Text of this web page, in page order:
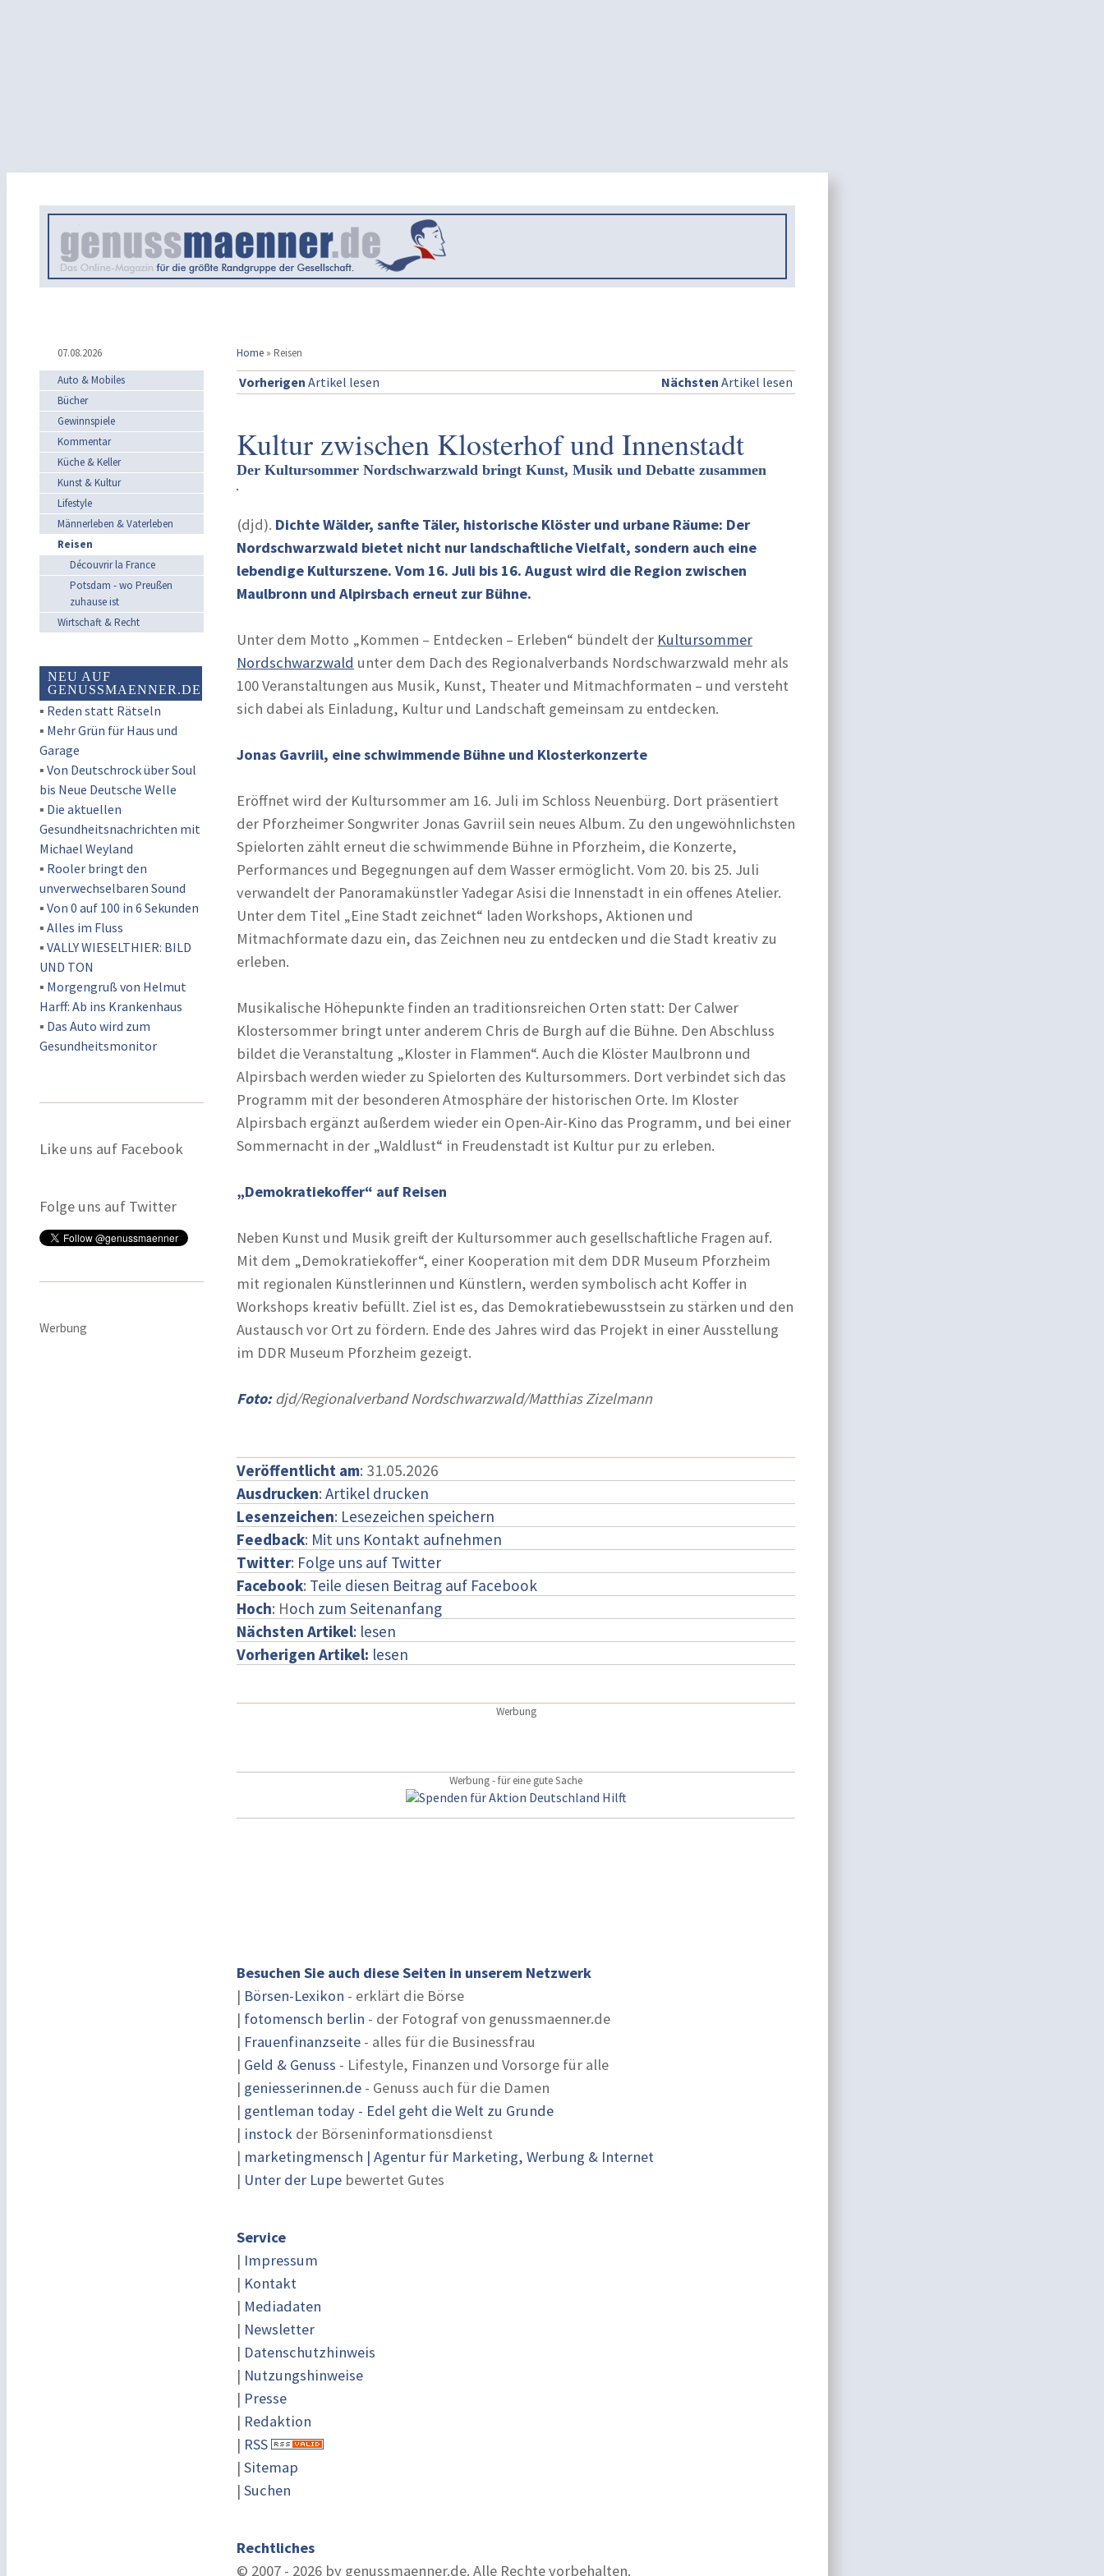
07.08.2026 Home » Reisen
Auto & Mobiles
Bücher
Gewinnspiele
Kommentar
Küche & Keller
Kunst & Kultur
Lifestyle
Männerleben & Vaterleben
Reisen
Découvrir la France
Potsdam - wo Preußen
zuhause ist
Wirtschaft & Recht
NEU AUF
GENUSSMAENNER.DE
▪ Reden statt Rätseln
▪ Mehr Grün für Haus und
Garage
▪ Von Deutschrock über Soul
bis Neue Deutsche Welle
▪ Die aktuellen
Gesundheitsnachrichten mit
Michael Weyland
▪ Rooler bringt den
unverwechselbaren Sound
▪ Von 0 auf 100 in 6 Sekunden
▪ Alles im Fluss
▪ VALLY WIESELTHIER: BILD
UND TON
▪ Morgengruß von Helmut
Harff: Ab ins Krankenhaus
▪ Das Auto wird zum
Gesundheitsmonitor
Like uns auf Facebook
Folge uns auf Twitter
Werbung
Vorherigen Artikel lesen Nächsten Artikel lesen
Kultur zwischen Klosterhof und Innenstadt
Der Kultursommer Nordschwarzwald bringt Kunst, Musik und Debatte zusammen
(djd). Dichte Wälder, sanfte Täler, historische Klöster und urbane Räume: Der
Nordschwarzwald bietet nicht nur landschaftliche Vielfalt, sondern auch eine
lebendige Kulturszene. Vom 16. Juli bis 16. August wird die Region zwischen
Maulbronn und Alpirsbach erneut zur Bühne.
Unter dem Motto „Kommen – Entdecken – Erleben“ bündelt der Kultursommer
Nordschwarzwald unter dem Dach des Regionalverbands Nordschwarzwald mehr als
100 Veranstaltungen aus Musik, Kunst, Theater und Mitmachformaten – und versteht
sich dabei als Einladung, Kultur und Landschaft gemeinsam zu entdecken.
Jonas Gavriil, eine schwimmende Bühne und Klosterkonzerte
Eröffnet wird der Kultursommer am 16. Juli im Schloss Neuenbürg. Dort präsentiert
der Pforzheimer Songwriter Jonas Gavriil sein neues Album. Zu den ungewöhnlichsten
Spielorten zählt erneut die schwimmende Bühne in Pforzheim, die Konzerte,
Performances und Begegnungen auf dem Wasser ermöglicht. Vom 20. bis 25. Juli
verwandelt der Panoramakünstler Yadegar Asisi die Innenstadt in ein offenes Atelier.
Unter dem Titel „Eine Stadt zeichnet“ laden Workshops, Aktionen und
Mitmachformate dazu ein, das Zeichnen neu zu entdecken und die Stadt kreativ zu
erleben.
Musikalische Höhepunkte finden an traditionsreichen Orten statt: Der Calwer
Klostersommer bringt unter anderem Chris de Burgh auf die Bühne. Den Abschluss
bildet die Veranstaltung „Kloster in Flammen“. Auch die Klöster Maulbronn und
Alpirsbach werden wieder zu Spielorten des Kultursommers. Dort verbindet sich das
Programm mit der besonderen Atmosphäre der historischen Orte. Im Kloster
Alpirsbach ergänzt außerdem wieder ein Open-Air-Kino das Programm, und bei einer
Sommernacht in der „Waldlust“ in Freudenstadt ist Kultur pur zu erleben.
„Demokratiekoffer“ auf Reisen
Neben Kunst und Musik greift der Kultursommer auch gesellschaftliche Fragen auf.
Mit dem „Demokratiekoffer“, einer Kooperation mit dem DDR Museum Pforzheim
mit regionalen Künstlerinnen und Künstlern, werden symbolisch acht Koffer in
Workshops kreativ befüllt. Ziel ist es, das Demokratiebewusstsein zu stärken und den
Austausch vor Ort zu fördern. Ende des Jahres wird das Projekt in einer Ausstellung
im DDR Museum Pforzheim gezeigt.
Foto:djd/Regionalverband Nordschwarzwald/Matthias Zizelmann
Veröffentlicht am: 31.05.2026
Ausdrucken: Artikel drucken
Lesenzeichen: Lesezeichen speichern
Feedback: Mit uns Kontakt aufnehmen
Twitter: Folge uns auf Twitter
Facebook: Teile diesen Beitrag auf Facebook
Hoch: Hoch zum Seitenanfang
Nächsten Artikel: lesen
Vorherigen Artikel: lesen
Werbung
Werbung - für eine gute Sache
Besuchen Sie auch diese Seiten in unserem Netzwerk
| Börsen-Lexikon - erklärt die Börse
| fotomensch berlin - der Fotograf von genussmaenner.de
| Frauenfinanzseite - alles für die Businessfrau
| Geld & Genuss - Lifestyle, Finanzen und Vorsorge für alle
| geniesserinnen.de - Genuss auch für die Damen
| gentleman today - Edel geht die Welt zu Grunde
| instock der Börseninformationsdienst
| marketingmensch | Agentur für Marketing, Werbung & Internet
| Unter der Lupe bewertet Gutes
Service
| Impressum
| Kontakt
| Mediadaten
| Newsletter
| Datenschutzhinweis
| Nutzungshinweise
| Presse
| Redaktion
| RSS
| Sitemap
| Suchen
Rechtliches
© 2007 - 2026 by genussmaenner.de. Alle Rechte vorbehalten.